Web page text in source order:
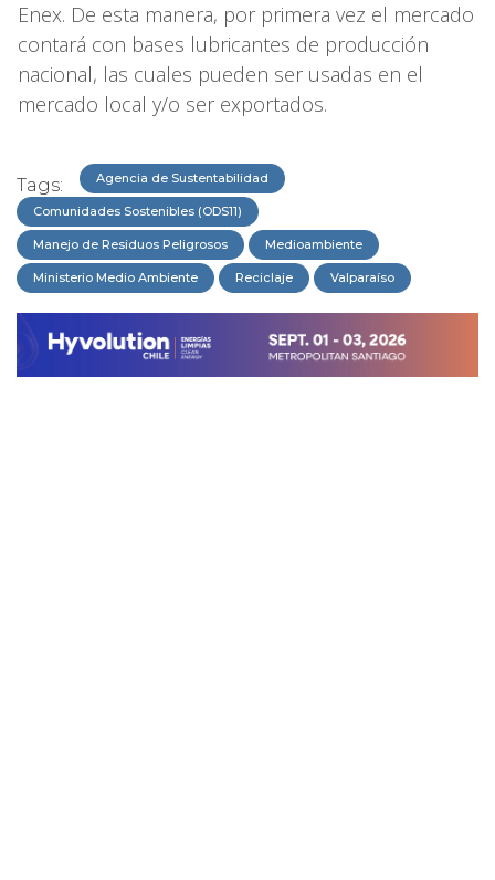
Enex. De esta manera, por primera vez el mercado
contará con bases lubricantes de producción
nacional, las cuales pueden ser usadas en el
mercado local y/o ser exportados.
Tags: Agencia de Sustentabilidad
Comunidades Sostenibles (ODS11)
Manejo de Residuos Peligrosos Medioambiente
Ministerio Medio Ambiente Reciclaje Valparaíso